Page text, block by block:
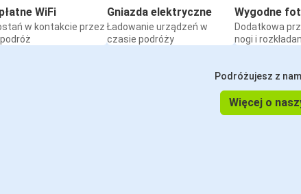
WiFi
w kontakcie przez
Gniazda elektryczne
Ładowanie urządzeń w
czasie podróży
Wygodne
Dodatkowa
nogi i
Podróżujesz z
Więcej o